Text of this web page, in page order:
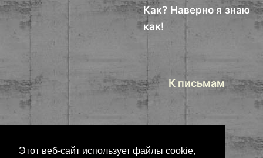
Этот веб-сайт использует файлы cookie,
Как? Наверно я знаю
как!
К письмам